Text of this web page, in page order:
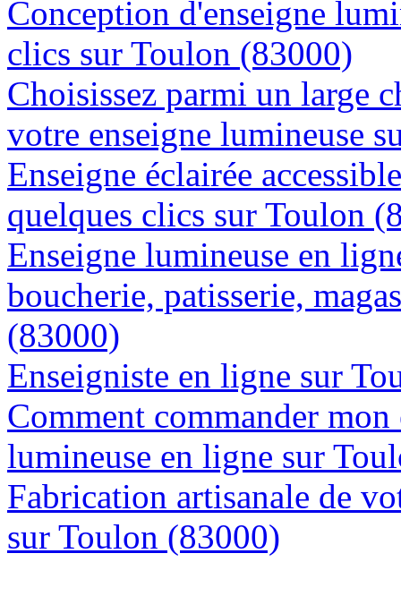
Conception d'enseigne
clics sur Toulon (83000)
Choisissez parmi un large
votre enseigne lumineuse
Enseigne éclairée
quelques clics sur Toulon
Enseigne lumineuse en
boucherie, patisserie,
(83000)
Enseigniste en ligne sur
Comment commander
lumineuse en ligne sur
Fabrication artisanale de
sur Toulon (83000)